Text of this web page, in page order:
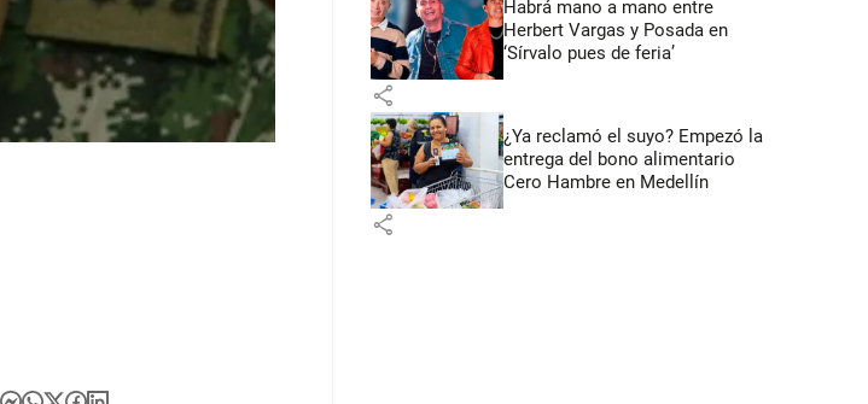
Habrá mano a mano entre
Herbert Vargas y Posada en
‘Sírvalo pues de feria’
share
¿Ya reclamó el suyo? Empezó la
entrega del bono alimentario
Cero Hambre en Medellín
share